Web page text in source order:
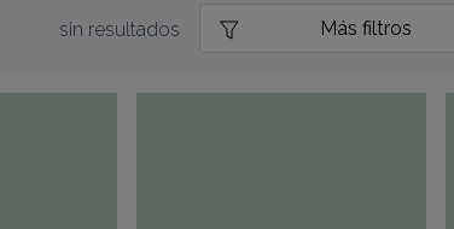
sin resultados Más filtros